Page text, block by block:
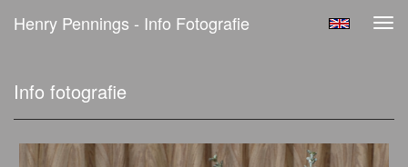
Henry Pennings - Info Fotografie
Info fotografie